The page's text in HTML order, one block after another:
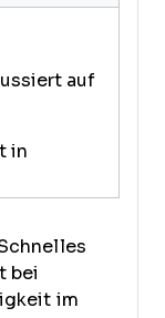
auf
in
bei
im